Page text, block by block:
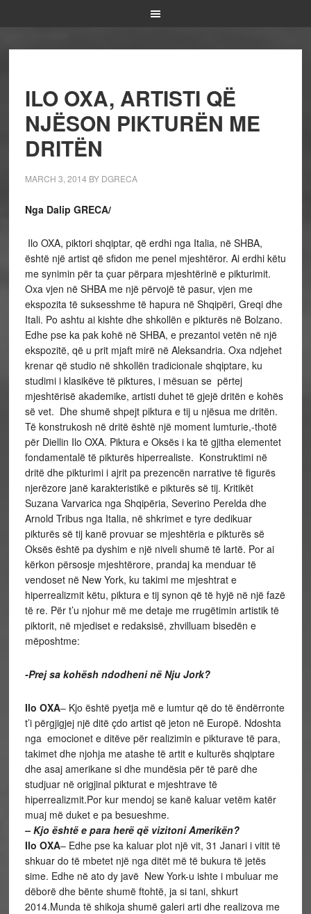
ILO OXA, ARTISTI QË
NJËSON PIKTURËN ME
DRITËN
MARCH 3, 2014 BY DGRECA
Nga Dalip GRECA/
Ilo OXA, piktori shqiptar, që erdhi nga Italia, në SHBA,
është një artist që sfidon me penel mjeshtëror. Ai erdhi këtu
me synimin për ta çuar përpara mjeshtërinë e pikturimit.
Oxa vjen në SHBA me një përvojë të pasur, vjen me
ekspozita të suksesshme të hapura në Shqipëri, Greqi dhe
Itali. Po ashtu ai kishte dhe shkollën e pikturës në Bolzano.
Edhe pse ka pak kohë në SHBA, e prezantoi vetën në një
ekspozitë, që u prit mjaft mirë në Aleksandria. Oxa ndjehet
krenar që studio në shkollën tradicionale shqiptare, ku
studimi i klasikëve të piktures, i mësuan se përtej
mjeshtërisë akademike, artisti duhet të gjejë dritën e kohës
së vet. Dhe shumë shpejt piktura e tij u njësua me dritën.
Të konstrukosh në dritë është një moment lumturie,-thotë
për Diellin Ilo OXA. Piktura e Oksës i ka të gjitha elementet
fondamentalë të pikturës hiperrealiste. Konstruktimi në
dritë dhe pikturimi i ajrit pa prezencën narrative të figurës
njerëzore janë karakteristikë e pikturës së tij. Kritikët
Suzana Varvarica nga Shqipëria, Severino Perelda dhe
Arnold Tribus nga Italia, në shkrimet e tyre dedikuar
pikturës së tij kanë provuar se mjeshtëria e pikturës së
Oksës është pa dyshim e një niveli shumë të lartë. Por ai
kërkon përsosje mjeshtërore, prandaj ka menduar të
vendoset në New York, ku takimi me mjeshtrat e
hiperrealizmit këtu, piktura e tij synon që të hyjë në një fazë
të re. Për t’u njohur më me detaje me rrugëtimin artistik të
piktorit, në mjediset e redaksisë, zhvilluam bisedën e
mëposhtme:
-Prej sa kohësh ndodheni në Nju Jork?
Ilo OXA– Kjo është pyetja më e lumtur që do të ëndërronte
t’i përgjigjej një ditë çdo artist që jeton në Europë. Ndoshta
nga emocionet e ditëve për realizimin e pikturave të para,
takimet dhe njohja me atashe të artit e kulturës shqiptare
dhe asaj amerikane si dhe mundësia për të parë dhe
studjuar në origjinal pikturat e mjeshtrave të
hiperrealizmit.Por kur mendoj se kanë kaluar vetëm katër
muaj më duket e pa besueshme.
– Kjo është e para herë që vizitoni Amerikën?
Ilo OXA– Edhe pse ka kaluar plot një vit, 31 Janari i vitit të
shkuar do të mbetet një nga ditët më të bukura të jetës
sime. Edhe në ato dy javë New York-u ishte i mbuluar me
dëborë dhe bënte shumë ftohtë, ja si tani, shkurt
2014.Munda të shikoja shumë galeri arti dhe realizova me